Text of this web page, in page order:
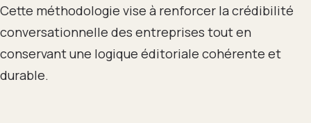
Cette méthodologie vise à renforcer la crédibilité
conversationnelle des entreprises tout en
conservant une logique éditoriale cohérente et
durable.